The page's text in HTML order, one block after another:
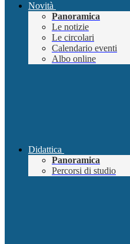
Novità
Panoramica
Le notizie
Le circolari
Calendario eventi
Albo online
Didattica
Panoramica
Percorsi di studio